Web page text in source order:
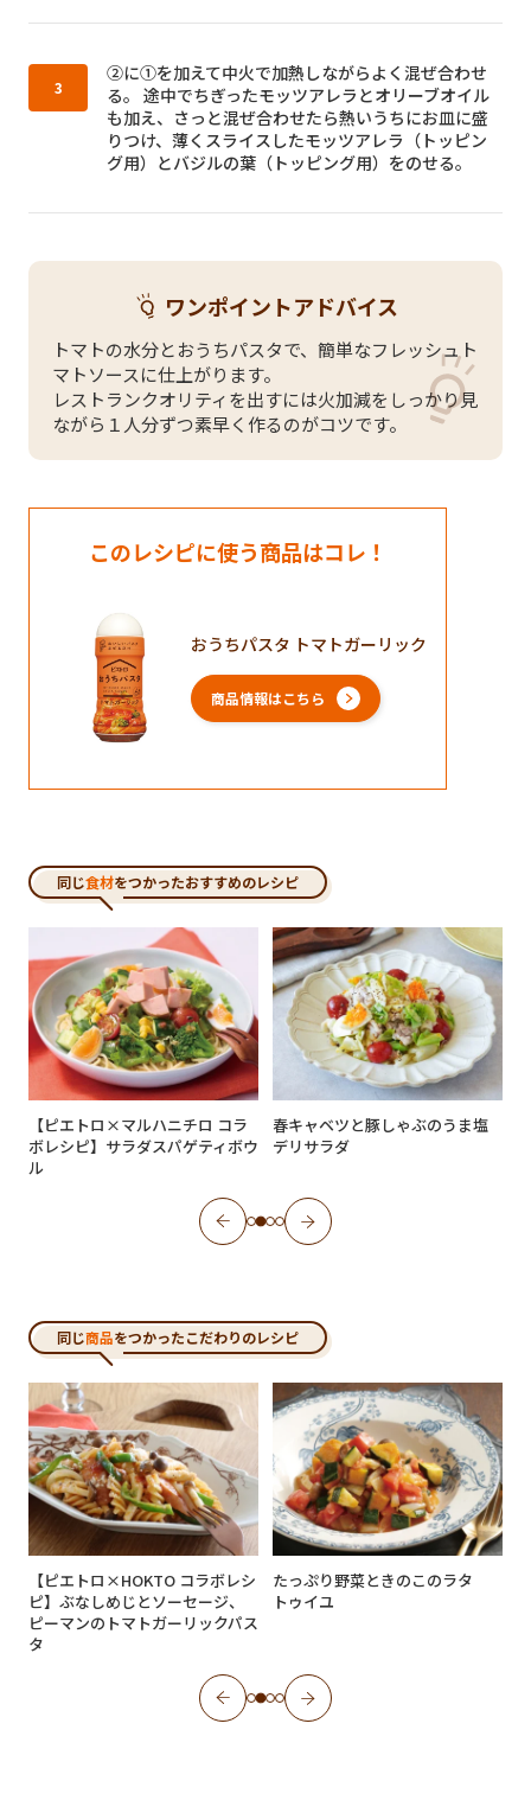
作り方3：
②に①を加えて中火で加熱しながらよく混ぜ合わせ
る。 途中でちぎったモッツアレラとオリーブオイル
も加え、さっと混ぜ合わせたら熱いうちにお皿に盛
りつけ、薄くスライスしたモッツアレラ（トッピン
グ用）とバジルの葉（トッピング用）をのせる。
ワンポイントアドバイス
トマトの水分とおうちパスタで、簡単なフレッシュト
マトソースに仕上がります。
レストランクオリティを出すには火加減をしっかり見
ながら１人分ずつ素早く作るのがコツです。
このレシピに使う商品はコレ！
おうちパスタ トマトガーリック
商品情報はこちら
同じ食材をつかったおすすめのレシピ
【ピエトロ×マルハニチロ コラ
ボレシピ】サラダスパゲティボウ
ル
春キャベツと豚しゃぶのうま塩
デリサラダ
同じ商品をつかったこだわりのレシピ
【ピエトロ×HOKTO コラボレシ
ピ】ぶなしめじとソーセージ、
ピーマンのトマトガーリックパス
タ
たっぷり野菜ときのこのラタ
トゥイユ